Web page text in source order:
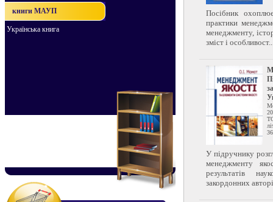
книги МАУП
Українська книга
Посібник
практики
менеджменту,
зміст і
У підручнику
менеджменту
результатів
закордонних